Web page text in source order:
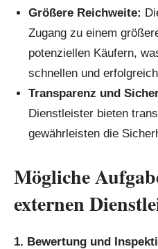
Größere Reichweite:
Zugang zu einem
potenziellen Käufern,
schnellen und
Transparenz und
Dienstleister bieten
gewährleisten die
Mögliche
externen
1. Bewertung und